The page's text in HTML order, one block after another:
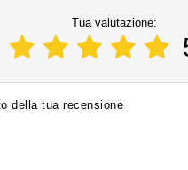
Tua valutazione:
della tua recensione